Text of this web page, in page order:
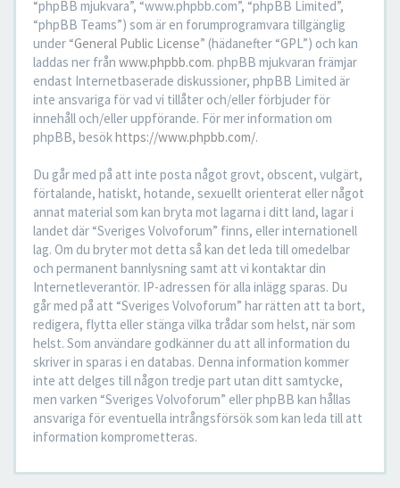
“phpBB mjukvara”, “www.phpbb.com”, “phpBB Limited”,
“phpBB Teams”) som är en forumprogramvara tillgänglig
under “General Public License” (hädanefter “GPL”) och kan
laddas ner från www.phpbb.com. phpBB mjukvaran främjar
endast Internetbaserade diskussioner, phpBB Limited är
inte ansvariga för vad vi tillåter och/eller förbjuder för
innehåll och/eller uppförande. För mer information om
phpBB, besökhttps://www.phpbb.com/.
Du går med på att inte posta något grovt, obscent, vulgärt,
förtalande, hatiskt, hotande, sexuellt orienterat eller något
annat material som kan bryta mot lagarna i ditt land, lagar i
landet där “Sveriges Volvoforum” finns, eller internationell
lag. Om du bryter mot detta så kan det leda till omedelbar
och permanent bannlysning samt att vi kontaktar din
Internetleverantör. IP-adressen för alla inlägg sparas. Du
går med på att “Sveriges Volvoforum” har rätten att ta bort,
redigera, flytta eller stänga vilka trådar som helst, när som
helst. Som användare godkänner du att all information du
skriver in sparas i en databas. Denna information kommer
inte att delges till någon tredje part utan ditt samtycke,
men varken “Sveriges Volvoforum” eller phpBB kan hållas
ansvariga för eventuella intrångsförsök som kan leda till att
information komprometteras.